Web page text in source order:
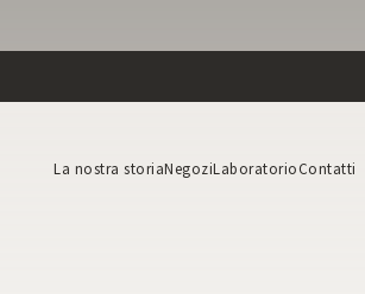
La nostra storiaNegoziLaboratorioContatti